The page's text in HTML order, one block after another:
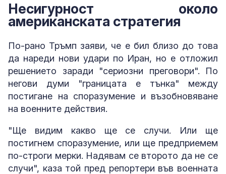
Несигурност около
американската стратегия
По-рано Тръмп заяви, че е бил близо до това
да нареди нови удари по Иран, но е отложил
решението заради "сериозни преговори". По
негови думи "границата е тънка" между
постигане на споразумение и възобновяване
на военните действия.
"Ще видим какво ще се случи. Или ще
постигнем споразумение, или ще предприемем
по-строги мерки. Надявам се второто да не се
случи", каза той пред репортери във военната